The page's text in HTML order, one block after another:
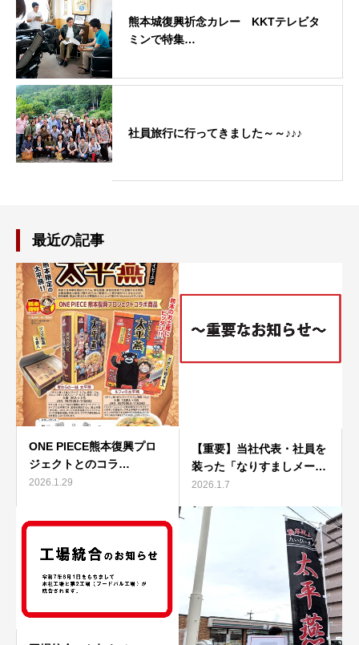
熊本城復興祈念カレー KKTテレビタ
ミンで特集…
社員旅行に行ってきました～～♪♪♪
最近の記事
ONE PIECE熊本復興プロ
ジェクトとのコラ…
2026.1.29
【重要】当社代表・社員を
装った「なりすましメー…
2026.1.7